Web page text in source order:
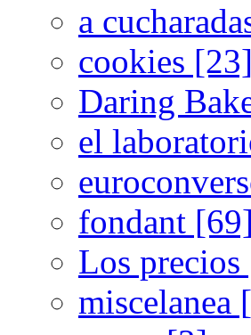
a
cookies [23]
Daring
el
fondant [69]
Los
miscelanea